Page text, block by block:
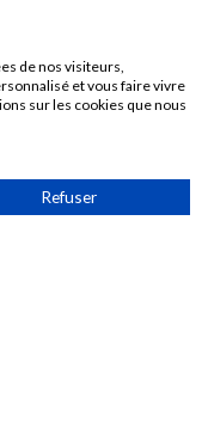
Biotech
Adhérents
de nos visiteurs,
et vous faire vivre
sur les cookies que nous
Refuser